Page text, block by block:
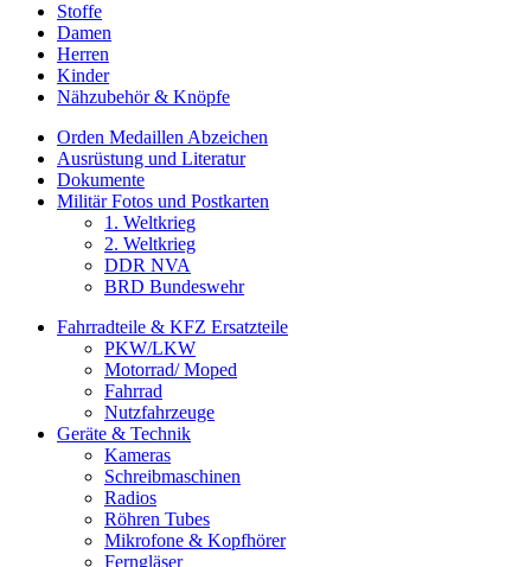
Stoffe
Damen
Herren
Kinder
Nähzubehör & Knöpfe
Orden Medaillen Abzeichen
Ausrüstung und Literatur
Dokumente
Militär Fotos und Postkarten
1. Weltkrieg
2. Weltkrieg
DDR NVA
BRD Bundeswehr
Fahrradteile & KFZ Ersatzteile
PKW/LKW
Motorrad/ Moped
Fahrrad
Nutzfahrzeuge
Geräte & Technik
Kameras
Schreibmaschinen
Radios
Röhren Tubes
Mikrofone & Kopfhörer
Ferngläser